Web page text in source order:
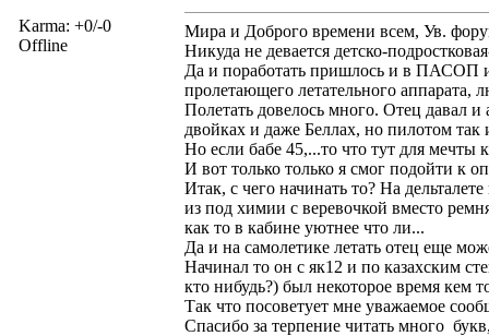
Karma: +0/-0
Offline
Мира и Доброго времени всем, Ув.
Никуда не девается детско-
Да и поработать пришлось и в ПАСОП и
пролетающего летательного аппарата,
Полетать довелось много. Отец давал
двойках и даже Беллах, но пилотом так
Но если бабе 45,...то что тут для мечты
И вот только только я смог подойти к
Итак, с чего начинать то? На
из под химии с веревочкой вместо
как то в кабине уютнее что ли...
Да и на самолетике летать отец еще
Начинал то он с як12 и по казахским
кто нибудь?) был некоторое время кем
Так что посоветует мне уважаемое
Спасибо за терпение читать много